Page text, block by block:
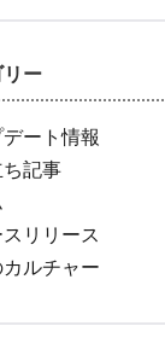
リー
ート情報
記事
リリース
カルチャー